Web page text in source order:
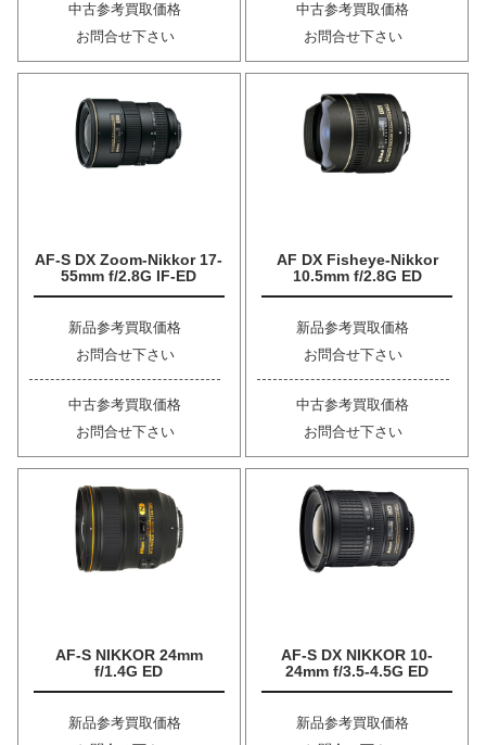
中古参考買取価格
お問合せ下さい
中古参考買取価格
お問合せ下さい
AF-S DX Zoom-Nikkor 17-
55mm f/2.8G IF-ED
新品参考買取価格
お問合せ下さい
中古参考買取価格
お問合せ下さい
AF DX Fisheye-Nikkor
10.5mm f/2.8G ED
新品参考買取価格
お問合せ下さい
中古参考買取価格
お問合せ下さい
AF-S NIKKOR 24mm
f/1.4G ED
新品参考買取価格
AF-S DX NIKKOR 10-
24mm f/3.5-4.5G ED
新品参考買取価格